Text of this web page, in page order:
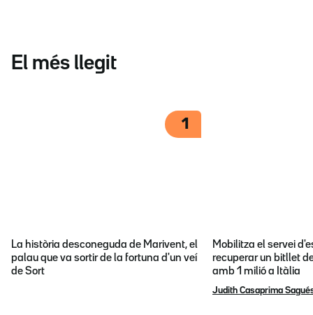
El més llegit
1
La història desconeguda de Marivent, el
palau que va sortir de la fortuna d'un veí
de Sort
Mobilitza el servei
recuperar un bitllet
amb 1 milió a Itàlia
Judith Casaprima